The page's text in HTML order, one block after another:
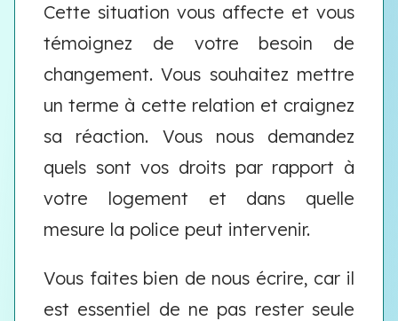
Cette situation vous affecte et vous
témoignez de votre besoin de
changement. Vous souhaitez mettre
un terme à cette relation et craignez
sa réaction. Vous nous demandez
quels sont vos droits par rapport à
votre logement et dans quelle
mesure la police peut intervenir.
Vous faites bien de nous écrire, car il
est essentiel de ne pas rester seule